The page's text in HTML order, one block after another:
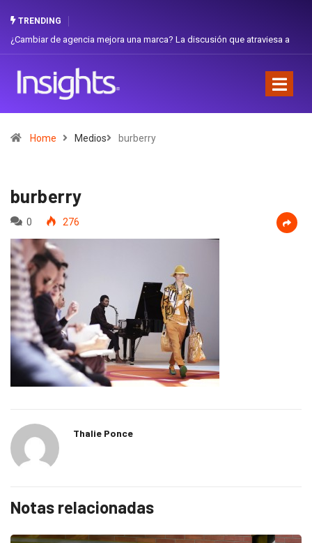
TRENDING
de agencia mejora una marca? La discusión que atraviesa a
Gabriela
Home Medios burberry
burberry
0 276
Thalie Ponce
Notas relacionadas